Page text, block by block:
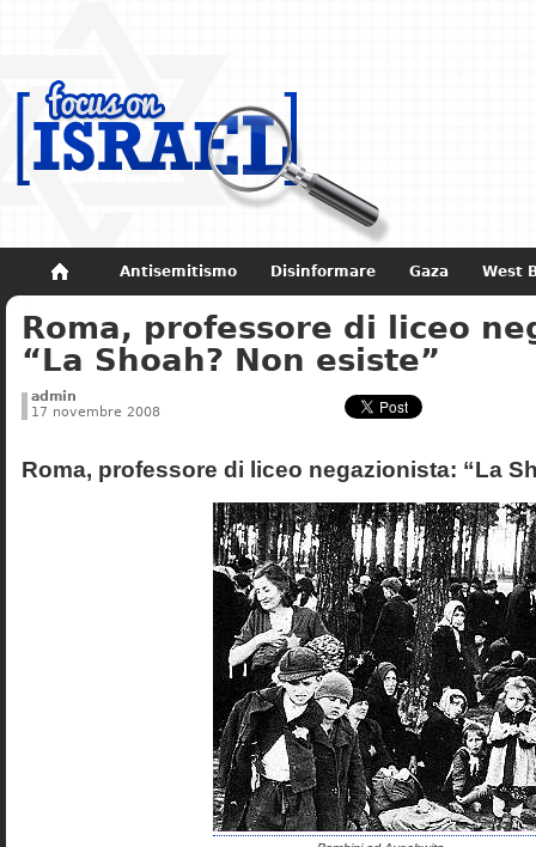
Antisemitismo Disinformare Gaza West
Non dimenticare Storia di Israele
Roma, professore di liceo
“La Shoah? Non esiste”
admin
17 novembre 2008
Roma, professore di liceo negazionista: “La